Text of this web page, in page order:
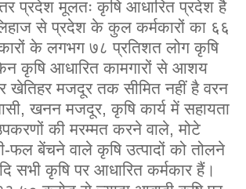
प्रदेश मूलतः कृषि आधारित प्रदेश है
से प्रदेश के कुल कर्मकारों का ६६
के लगभग ७८ प्रतिशत लोग कृषि
कृषि आधारित कामगारों से आशय
मजदूर तक सीमित नहीं है वरन
खनन मजदूर, कृषि कार्य में सहायता
की मरम्मत करने वाले, मोटे
बेंचने वाले कृषि उत्पादों को तोलने
सभी कृषि पर आधारित कर्मकार हैं।